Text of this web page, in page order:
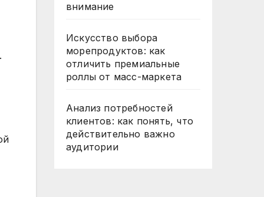
внимание
Искусство выбора
морепродуктов: как
отличить премиальные
роллы от масс-маркета
Анализ потребностей
клиентов: как понять, что
действительно важно
аудитории